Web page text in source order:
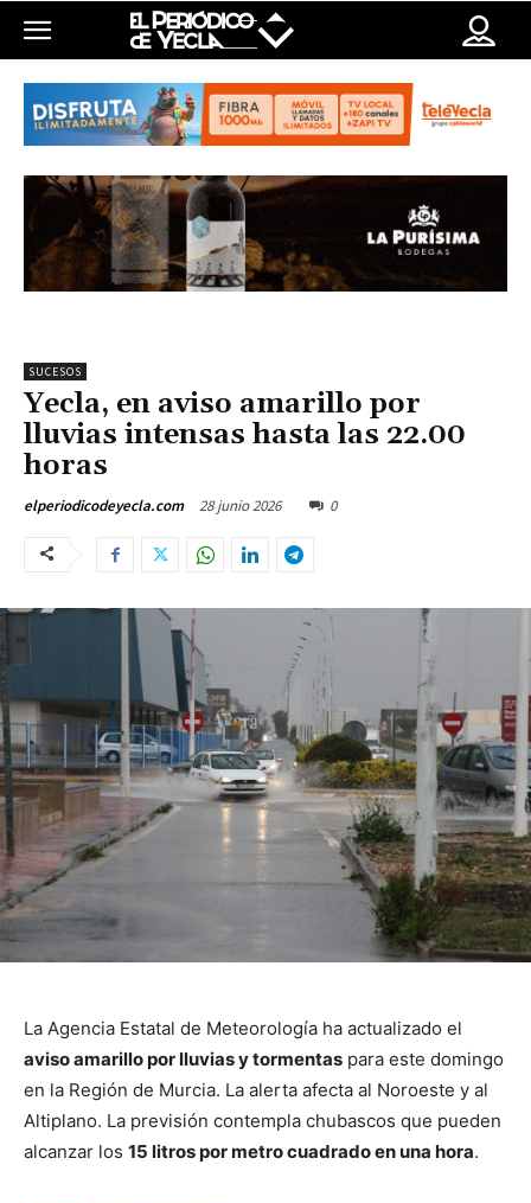
SUCESOS
Yecla, en aviso amarillo por
lluvias intensas hasta las 22.00
horas
elperiodicodeyecla.com 28 junio 2026 0
La Agencia Estatal de Meteorología ha actualizado el
aviso amarillo por lluvias y tormentas para este domingo
en la Región de Murcia. La alerta afecta al Noroeste y al
Altiplano. La previsión contempla chubascos que pueden
alcanzar los 15 litros por metro cuadrado en una hora.